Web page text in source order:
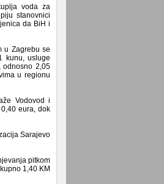
voda za
stanovnici
da BiH i
u Zagrebu se
kunu, usluge
odnosno 2,05
u regionu
Vodovod i
eura, dok
Sarajevo
pitkom
1,40 KM